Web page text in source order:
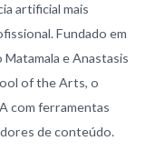
artificial mais
Fundado em
e Anastasis
of the Arts, o
com ferramentas
de conteúdo.